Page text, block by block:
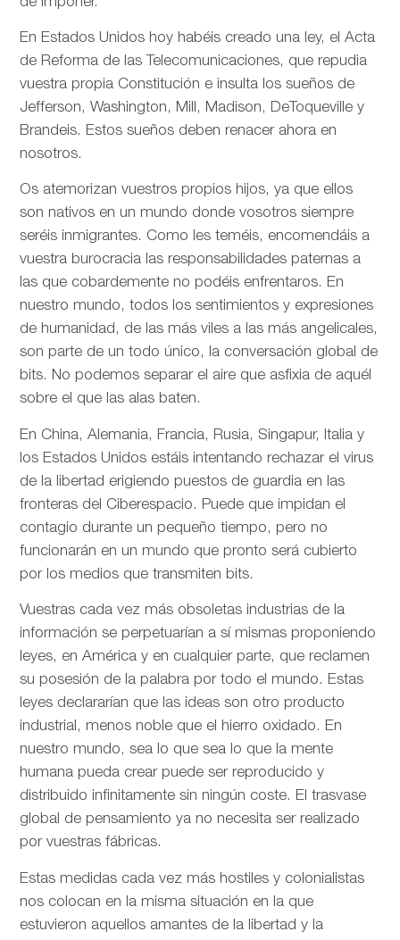
En Estados Unidos hoy habéis creado una ley, el Acta
de Reforma de las Telecomunicaciones, que repudia
vuestra propia Constitución e insulta los sueños de
Jefferson, Washington, Mill, Madison, DeToqueville y
Brandeis. Estos sueños deben renacer ahora en
nosotros.
Os atemorizan vuestros propios hijos, ya que ellos
son nativos en un mundo donde vosotros siempre
seréis inmigrantes. Como les teméis, encomendáis a
vuestra burocracia las responsabilidades paternas a
las que cobardemente no podéis enfrentaros. En
nuestro mundo, todos los sentimientos y expresiones
de humanidad, de las más viles a las más angelicales,
son parte de un todo único, la conversación global de
bits. No podemos separar el aire que asfixia de aquél
sobre el que las alas baten.
En China, Alemania, Francia, Rusia, Singapur, Italia y
los Estados Unidos estáis intentando rechazar el virus
de la libertad erigiendo puestos de guardia en las
fronteras del Ciberespacio. Puede que impidan el
contagio durante un pequeño tiempo, pero no
funcionarán en un mundo que pronto será cubierto
por los medios que transmiten bits.
Vuestras cada vez más obsoletas industrias de la
información se perpetuarían a sí mismas proponiendo
leyes, en América y en cualquier parte, que reclamen
su posesión de la palabra por todo el mundo. Estas
leyes declararían que las ideas son otro producto
industrial, menos noble que el hierro oxidado. En
nuestro mundo, sea lo que sea lo que la mente
humana pueda crear puede ser reproducido y
distribuido infinitamente sin ningún coste. El trasvase
global de pensamiento ya no necesita ser realizado
por vuestras fábricas.
Estas medidas cada vez más hostiles y colonialistas
nos colocan en la misma situación en la que
estuvieron aquellos amantes de la libertad y la